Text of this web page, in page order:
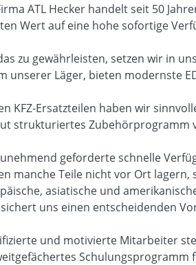
ATL Hecker handelt seit 50
Wert auf eine hohe sofortige
zu gewährleisten, setzen wir in
unserer Läger, bieten modernste
KFZ-Ersatzteilen haben wir
strukturiertes Zubehörprogramm
geforderte schnelle
manche Teile nicht vor Ort
asiatische und
uns einen entscheidenden
und motivierte Mitarbeiter